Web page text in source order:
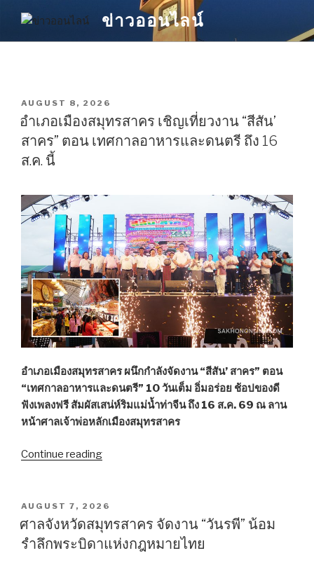
content
ข่าวออนไลน์
POSTED
ON
AUGUST 8, 2026
อำเภอเมืองสมุทรสาคร เชิญเที่ยวงาน “สีสัน’
สาคร” ตอน เทศกาลอาหารและดนตรี ถึง 16
ส.ค. นี้
อำเภอเมืองสมุทรสาคร ผนึกกำลังจัดงาน “สีสัน’ สาคร” ตอน
“เทศกาลอาหารและดนตรี” 10 วันเต็ม อิ่มอร่อย ช้อปของดี
ฟังเพลงฟรี สัมผัสเสน่ห์ริมแม่น้ำท่าจีน ถึง 16 ส.ค. 69 ณ ลาน
หน้าศาลเจ้าพ่อหลักเมืองสมุทรสาคร
Continue reading
เชิญ
เที่ยว
งาน
POSTED
ON
AUGUST 7, 2026
ศาลจังหวัดสมุทรสาคร จัดงาน “วันรพี” น้อม
รำลึกพระบิดาแห่งกฎหมายไทย